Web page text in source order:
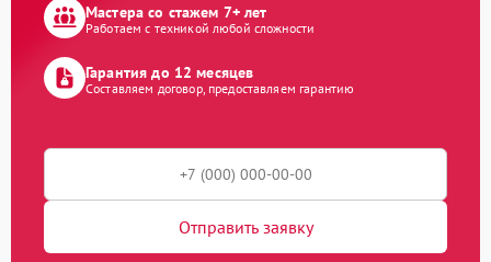
Мастера со стажем 7+ лет
Работаем с техникой любой сложности
Гарантия до 12 месяцев
Составляем договор, предоставляем гарантию
Отправить заявку